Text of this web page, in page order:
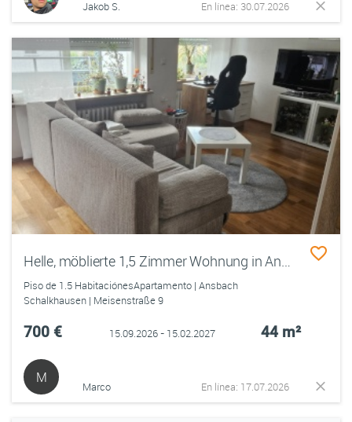
Jakob S. En línea: 30.07.2026
Helle, möblierte 1,5 Zimmer Wohnung in Ansbach
Piso de 1.5 HabitaciónesApartamento | Ansbach
Schalkhausen | Meisenstraße 9
700 € 15.09.2026 - 15.02.2027 44 m²
M
Marco En línea: 17.07.2026